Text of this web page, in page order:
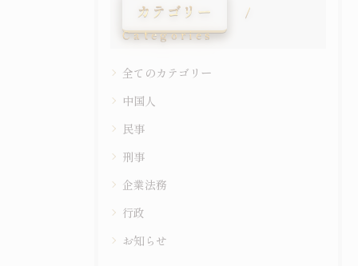
カテゴリー
Categories
全てのカテゴリー
中国人
民事
刑事
企業法務
行政
お知らせ